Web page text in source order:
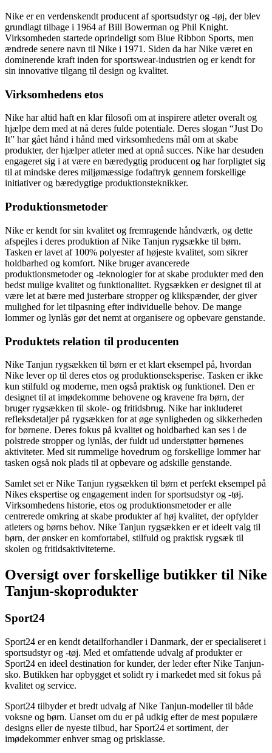
Nike er en verdenskendt producent af sportsudstyr og -tøj, der blev
grundlagt tilbage i 1964 af Bill Bowerman og Phil Knight.
Virksomheden startede oprindeligt som Blue Ribbon Sports, men
ændrede senere navn til Nike i 1971. Siden da har Nike været en
dominerende kraft inden for sportswear-industrien og er kendt for
sin innovative tilgang til design og kvalitet.
Virksomhedens etos
Nike har altid haft en klar filosofi om at inspirere atleter overalt og
hjælpe dem med at nå deres fulde potentiale. Deres slogan “Just Do
It” har gået hånd i hånd med virksomhedens mål om at skabe
produkter, der hjælper atleter med at opnå succes. Nike har desuden
engageret sig i at være en bæredygtig producent og har forpligtet sig
til at mindske deres miljømæssige fodaftryk gennem forskellige
initiativer og bæredygtige produktionsteknikker.
Produktionsmetoder
Nike er kendt for sin kvalitet og fremragende håndværk, og dette
afspejles i deres produktion af Nike Tanjun rygsække til børn.
Tasken er lavet af 100% polyester af højeste kvalitet, som sikrer
holdbarhed og komfort. Nike bruger avancerede
produktionsmetoder og -teknologier for at skabe produkter med den
bedst mulige kvalitet og funktionalitet. Rygsækken er designet til at
være let at bære med justerbare stropper og klikspænder, der giver
mulighed for let tilpasning efter individuelle behov. De mange
lommer og lynlås gør det nemt at organisere og opbevare genstande.
Produktets relation til producenten
Nike Tanjun rygsækken til børn er et klart eksempel på, hvordan
Nike lever op til deres etos og produktionseksperise. Tasken er ikke
kun stilfuld og moderne, men også praktisk og funktionel. Den er
designet til at imødekomme behovene og kravene fra børn, der
bruger rygsækken til skole- og fritidsbrug. Nike har inkluderet
refleksdetaljer på rygsækken for at øge synligheden og sikkerheden
for børnene. Deres fokus på kvalitet og holdbarhed kan ses i de
polstrede stropper og lynlås, der fuldt ud understøtter børnenes
aktiviteter. Med sit rummelige hovedrum og forskellige lommer har
tasken også nok plads til at opbevare og adskille genstande.
Samlet set er Nike Tanjun rygsækken til børn et perfekt eksempel på
Nikes ekspertise og engagement inden for sportsudstyr og -tøj.
Virksomhedens historie, etos og produktionsmetoder er alle
centrerede omkring at skabe produkter af høj kvalitet, der opfylder
atleters og børns behov. Nike Tanjun rygsækken er et ideelt valg til
børn, der ønsker en komfortabel, stilfuld og praktisk rygsæk til
skolen og fritidsaktiviteterne.
Oversigt over forskellige butikker til Nike
Tanjun-skoprodukter
Sport24
Sport24 er en kendt detailforhandler i Danmark, der er specialiseret i
sportsudstyr og -tøj. Med et omfattende udvalg af produkter er
Sport24 en ideel destination for kunder, der leder efter Nike Tanjun-
sko. Butikken har opbygget et solidt ry i markedet med sit fokus på
kvalitet og service.
Sport24 tilbyder et bredt udvalg af Nike Tanjun-modeller til både
voksne og børn. Uanset om du er på udkig efter de mest populære
designs eller de nyeste tilbud, har Sport24 et sortiment, der
imødekommer enhver smag og prisklasse.